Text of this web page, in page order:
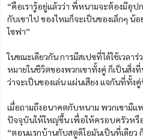
“คือเรารู้อยู่แล้วว่า พี่หนามจะต้องมีอุป
กับเขาไป ของไหมก็จะเป็นของเล็กๆ น้
โซฟา”
ในขณะเดียวกัน การมีสเปซที่ได้ใช้เวลา
หมายในชีวิตของพวกเขาทั้งคู่ ก็เป็นสิ่ง
ว่าจะเป็นของเล่น แผ่นเสียง แจกันที่ทั้ง
เมื่อถามถึงอนาคตกับหนาม พวกเขามี
ปัจจุบันให้ใหญ่ขึ้น เพื่อให้ครอบครัวหรือ
“ตอนแรกบ้านกับสตูดิโอมันเป็นที่เดียว